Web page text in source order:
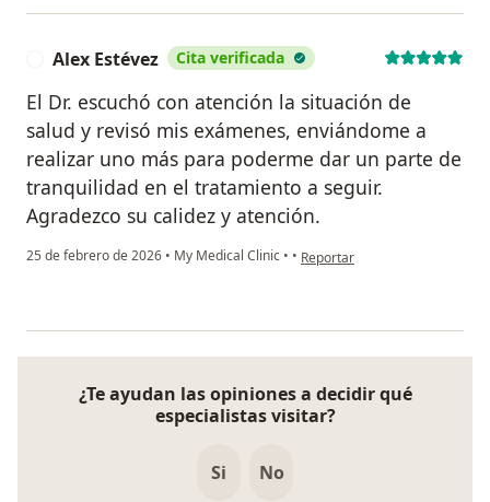
Alex Estévez Cita verificada
El Dr. escuchó con atención la situación de
salud y revisó mis exámenes, enviándome a
realizar uno más para poderme dar un parte de
tranquilidad en el tratamiento a seguir.
Agradezco su calidez y atención.
25 de febrero de 2026 • My Medical Clinic • • en opinión del usuario Alex
Reportar
¿Te ayudan las opiniones a decidir qué
especialistas visitar?
Si No